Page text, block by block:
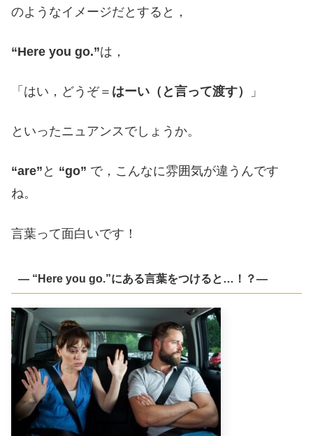
のようなイメージだとすると，
“Here you go.”は，
「はい，どうぞ＝ はーい（と言って渡す） 」
といったニュアンスでしょうか。
“are” と “go” で，こんなに雰囲気が違うんです
ね。
言葉って面白いです！
― “Here you go.”にある言葉をつけると…！？―